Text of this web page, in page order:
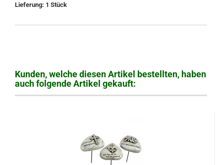
Lieferung: 1 Stück
Kunden, welche diesen Artikel bestellten, haben
auch folgende Artikel gekauft: